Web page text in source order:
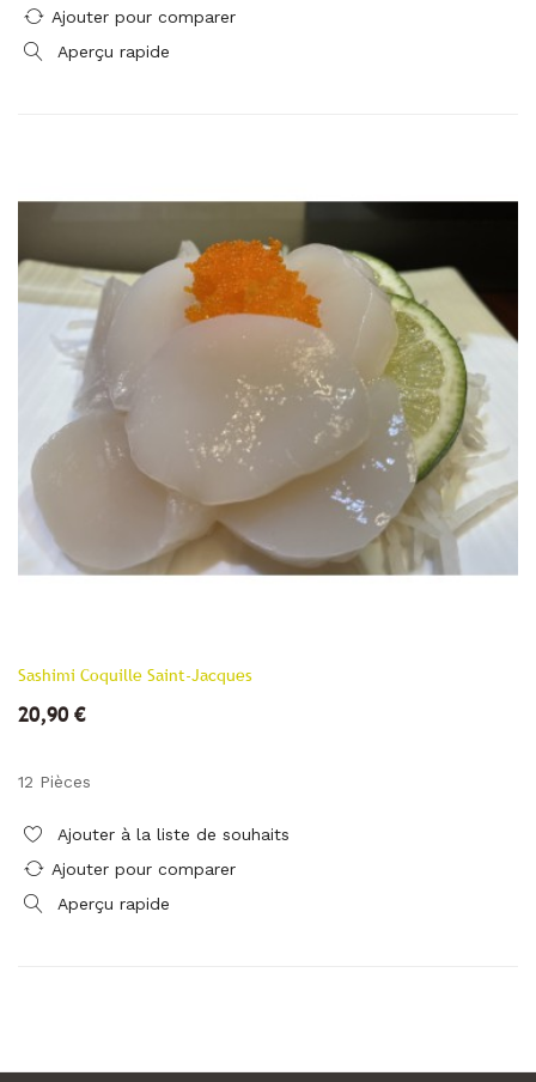
Ajouter pour comparer
Aperçu rapide
Sashimi Coquille Saint-Jacques
20,90 €
12 Pièces
Ajouter à la liste de souhaits
Ajouter pour comparer
Aperçu rapide